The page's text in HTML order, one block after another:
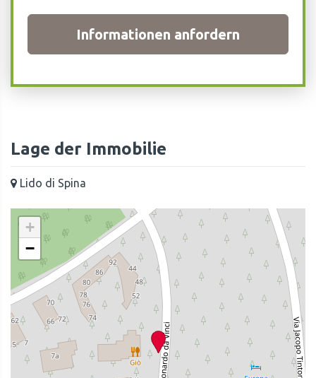
Informationen anfordern
Lage der Immobilie
Lido di Spina
+
−